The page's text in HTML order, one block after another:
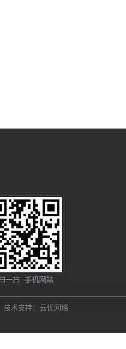
技术支持： 云优网络